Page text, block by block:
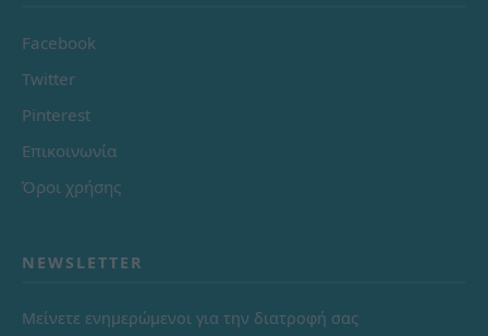
Facebook
Twitter
Pinterest
Επικοινωνία
Όροι χρήσης
NEWSLETTER
Μείνετε ενημερώμενοι για την διατροφή σας